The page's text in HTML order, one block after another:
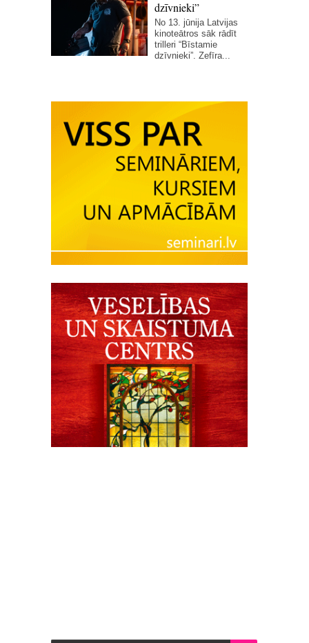
dzīvnieki”
No 13. jūnija Latvijas
kinoteātros sāk rādīt
trilleri “Bīstamie
dzīvnieki”. Zefīra...